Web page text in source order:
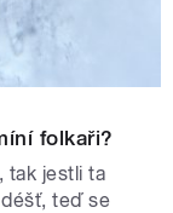
folkaři?
tak jestli ta
teď se